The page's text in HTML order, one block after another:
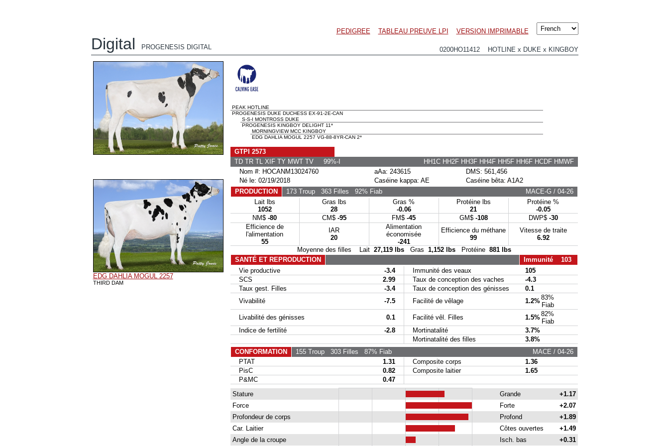
PEDIGREE TABLEAU PREUVE LPI VERSION IMPRIMABLE
Digital PROGENESIS DIGITAL 0200HO11412 HOTLINE x DUKE x KINGBOY
EDG DAHLIA MOGUL 2257
THIRD DAM
PEAK HOTLINE
PROGENESIS DUKE DUCHESS EX-91-2E-CAN
S-S-I MONTROSS DUKE
PROGENESIS KINGBOY DELIGHT 11*
MORNINGVIEW MCC KINGBOY
EDG DAHLIA MOGUL 2257 VG-88-8YR-CAN 2*
GTPI 2573
TD TR TL XIF TY MWT TV 99%-I
HH1C HH2F HH3F HH4F HH5F HH6F HCDF HMWF
Nom #: HOCANM13024760
aAa: 243615
DMS: 561,456
Né le: 02/19/2018
Caséine kappa: AE
Caséine bêta: A1A2
PRODUCTION
173 Troup363 Filles 92% Fiab
MACE-G / 04-26
Lait lbs
1052
Gras lbs
28
Gras %
-0.06
Protéine lbs
21
Protéine %
-0.05
NM$ -80 CM$ -95 FM$ -45 GM$ -108 DWP$ -30
Efficience de
l'alimentation
55
IAR
20
Alimentation
économisée
-241
Efficience du méthane
99
Vitesse de traite
6.92
Moyenne des filles Lait 27,119 lbsGras 1,152 lbsProtéine 881 lbs
SANTÉ ET REPRODUCTION
Immunité 103
Vie productive
-3.4 Immunité des veaux
105
SCS
2.99 Taux de conception des vaches
-4.3
Taux gest. Filles
-3.4 Taux de conception des génisses
0.1
Vivabilité
-7.5 Facilité de vêlage 1.2%83%
Fiab
Livabilité des génisses
0.1 Facilité vêl. Filles 1.5%82%
Fiab
Indice de fertilité
-2.8 Mortinatalité
3.7%
Mortinatalité des filles
3.8%
CONFORMATION
155 Troup303 Filles 87% Fiab
MACE / 04-26
PTAT
1.31 Composite corps
1.36
PisC
0.82 Composite laitier
1.65
P&MC
0.47
Stature
Grande
+1.17
Force
Forte
+2.07
Profondeur de corps
Profond
+1.89
Car. Laitier
Côtes ouvertes
+1.49
Angle de la croupe
Isch. bas +0.31